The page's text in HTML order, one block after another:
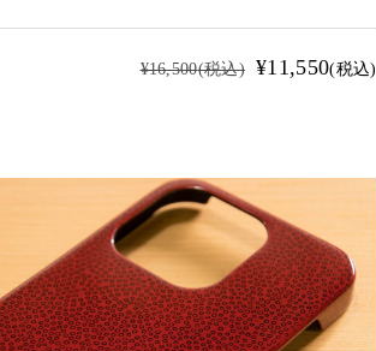
¥16,500(税込) ¥11,550(税込)